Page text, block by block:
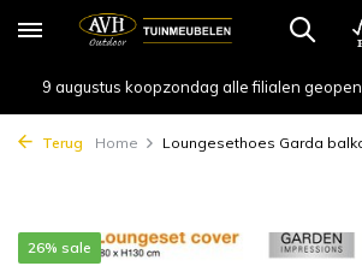
9 augustus koopzondag alle filialen
Terug Home Loungesethoes Garda
26% sale